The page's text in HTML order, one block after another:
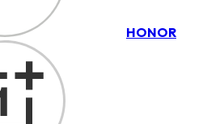
HONOR